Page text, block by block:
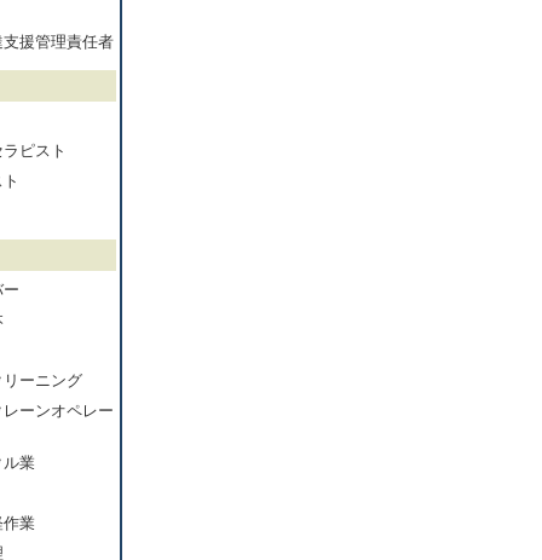
支援管理責任者
ピスト
ー
ーニング
ーンオペレー
ル業
作業